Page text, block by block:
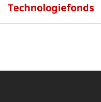
Technologiefonds